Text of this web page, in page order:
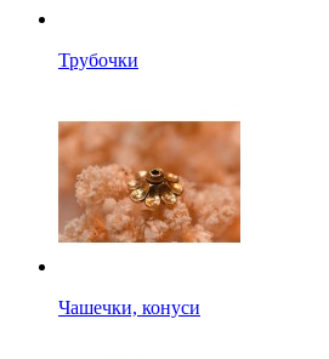
Трубочки
Чашечки, конуси